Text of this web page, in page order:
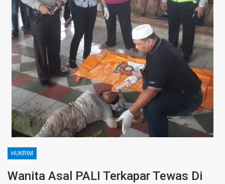
HUKRIM
Wanita Asal PALI Terkapar Tewas Di